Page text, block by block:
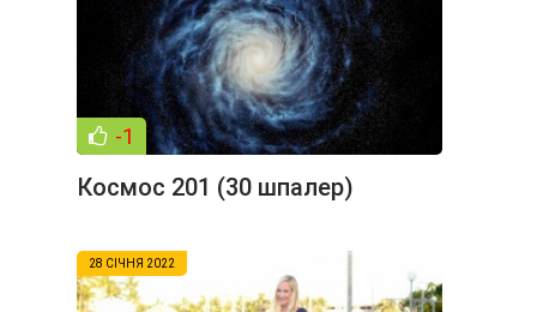
-1
Космос 201 (30 шпалер)
28 СІЧНЯ 2022